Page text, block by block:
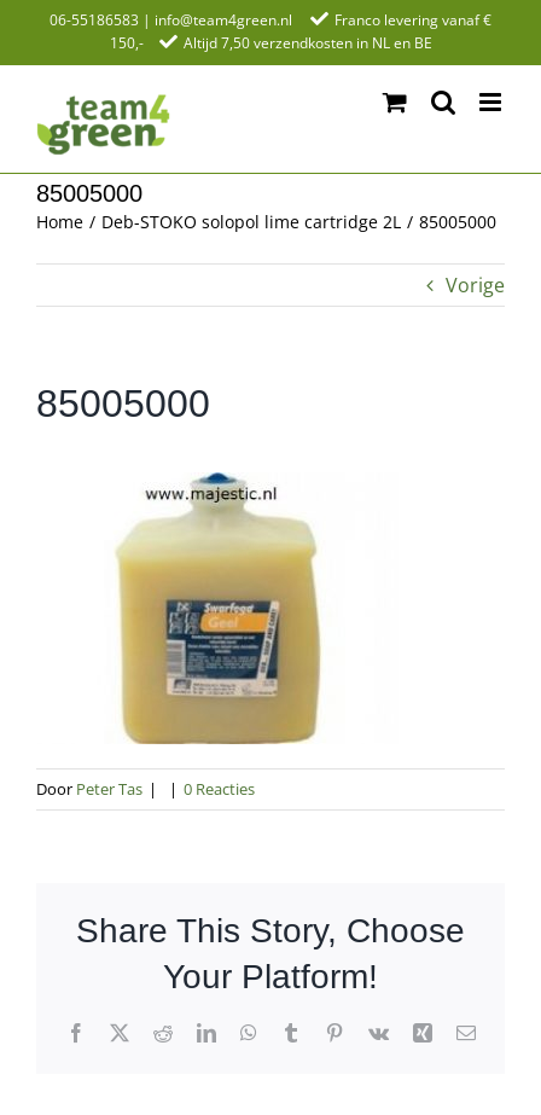
06-55186583 | info@team4green.nl
Franco levering vanaf €
150,-
Altijd 7,50 verzendkosten in NL en BE
85005000
Home Deb-STOKO solopol lime cartridge 2L 85005000
Vorige
85005000
Door Peter Tas | | 0 Reacties
Share This Story, Choose
Your Platform!
Facebook
X RedditLinkedInWhatsApp
TumblrPinterest
Vk Xing E-